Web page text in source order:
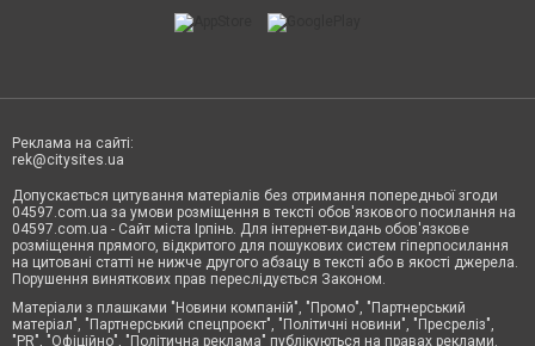
Реклама на сайті:
rek@citysites.ua
Допускається цитування матеріалів без отримання попередньої згоди
04597.com.ua за умови розміщення в тексті обов'язкового посилання на
04597.com.ua - Сайт міста Ірпінь. Для інтернет-видань обов'язкове
розміщення прямого, відкритого для пошукових систем гіперпосилання
на цитовані статті не нижче другого абзацу в тексті або в якості джерела.
Порушення виняткових прав переслідується Законом.
Матеріали з плашками "Новини компаній", "Промо", "Партнерський
матеріал", "Партнерський спецпроєкт", "Політичні новини", "Пресреліз",
"PR", "Офіційно", "Політична реклама" публікуються на правах реклами.